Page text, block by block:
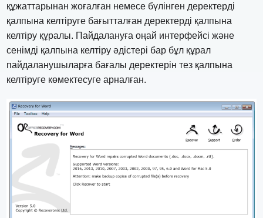
құжаттарынан жоғалған немесе бүлінген деректерді
қалпына келтіруге бағытталған деректерді қалпына
келтіру құралы. Пайдалануға оңай интерфейсі және
сенімді қалпына келтіру әдістері бар бұл құрал
пайдаланушыларға бағалы деректерін тез қалпына
келтіруге көмектесуге арналған.